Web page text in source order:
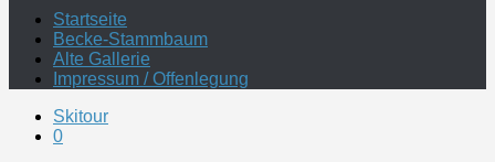
Startseite
Becke-Stammbaum
Alte Gallerie
Impressum / Offenlegung
Skitour
0